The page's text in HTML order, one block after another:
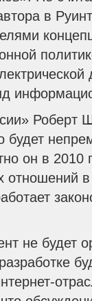
в
Роберт
будет
он в 2010
отношений
не будет